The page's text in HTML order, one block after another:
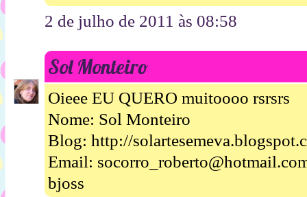
2 de julho de 2011 às 08:58
Sol Monteiro
Oieee EU QUERO muitoooo rsrsrs
Nome: Sol Monteiro
Blog: http://
Email:
bjoss